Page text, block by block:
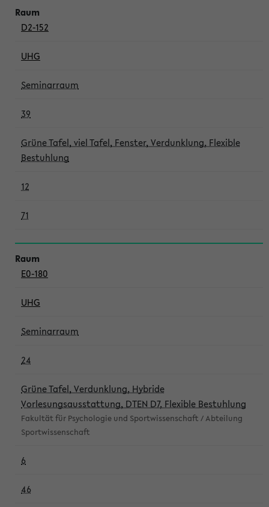
D2-152
UHG
Seminarraum
39
Grüne Tafel, viel Tafel, Fenster, Verdunklung, Flexible
Bestuhlung
12
71
E0-180
UHG
Seminarraum
24
Grüne Tafel, Verdunklung, Hybride
Vorlesungsausstattung, DTEN D7, Flexible Bestuhlung
Fakultät für Psychologie und Sportwissenschaft / Abteilung
Sportwissenschaft
6
46